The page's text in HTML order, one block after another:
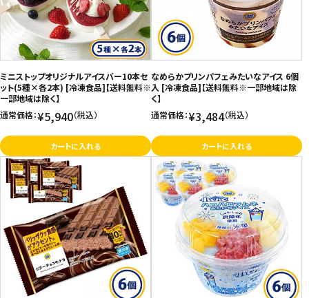
SHOP GUIDE
ご利用ガイド
お問い合わせ
特定商取引法表示について
プライバシーポリシー
利用規約
会社概要
ミニストップオリジナルアイスバー10本セ
ット(5種×各2本) [冷凍食品]【送料無料※
一部地域は除く】
通常価格：¥5,940（税込）
カートに入れる
なめらかプリンパフェみたいなアイス 6個
入 [冷凍食品]【送料無料※一部地域は除
く】
通常価格：¥3,484（税込）
カートに入れる